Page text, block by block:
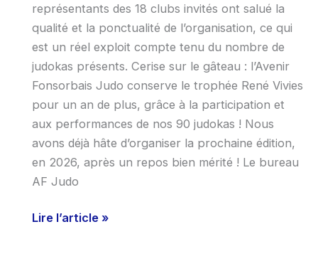
représentants des 18 clubs invités ont salué la
qualité et la ponctualité de l’organisation, ce qui
est un réel exploit compte tenu du nombre de
judokas présents. Cerise sur le gâteau : l’Avenir
Fonsorbais Judo conserve le trophée René Vivies
pour un an de plus, grâce à la participation et
aux performances de nos 90 judokas ! Nous
avons déjà hâte d’organiser la prochaine édition,
en 2026, après un repos bien mérité ! Le bureau
AF Judo
Lire l’article »